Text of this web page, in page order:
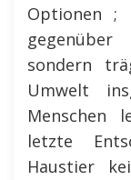
Optionen ;
sondern
Umwelt
Menschen
letzte
Haustier